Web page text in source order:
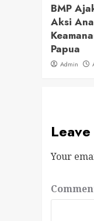
BMP
Aksi
Papua
Admin
Your